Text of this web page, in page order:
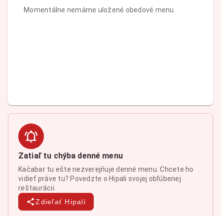
Momentálne nemáme uložené obedové menu.
Zatiaľ tu chýba denné menu
Kačabar tu ešte nezverejňuje denné menu. Chcete ho
vidieť práve tu? Povedzte o Hipali svojej obľúbenej
reštaurácii.
Zdieľať Hipali